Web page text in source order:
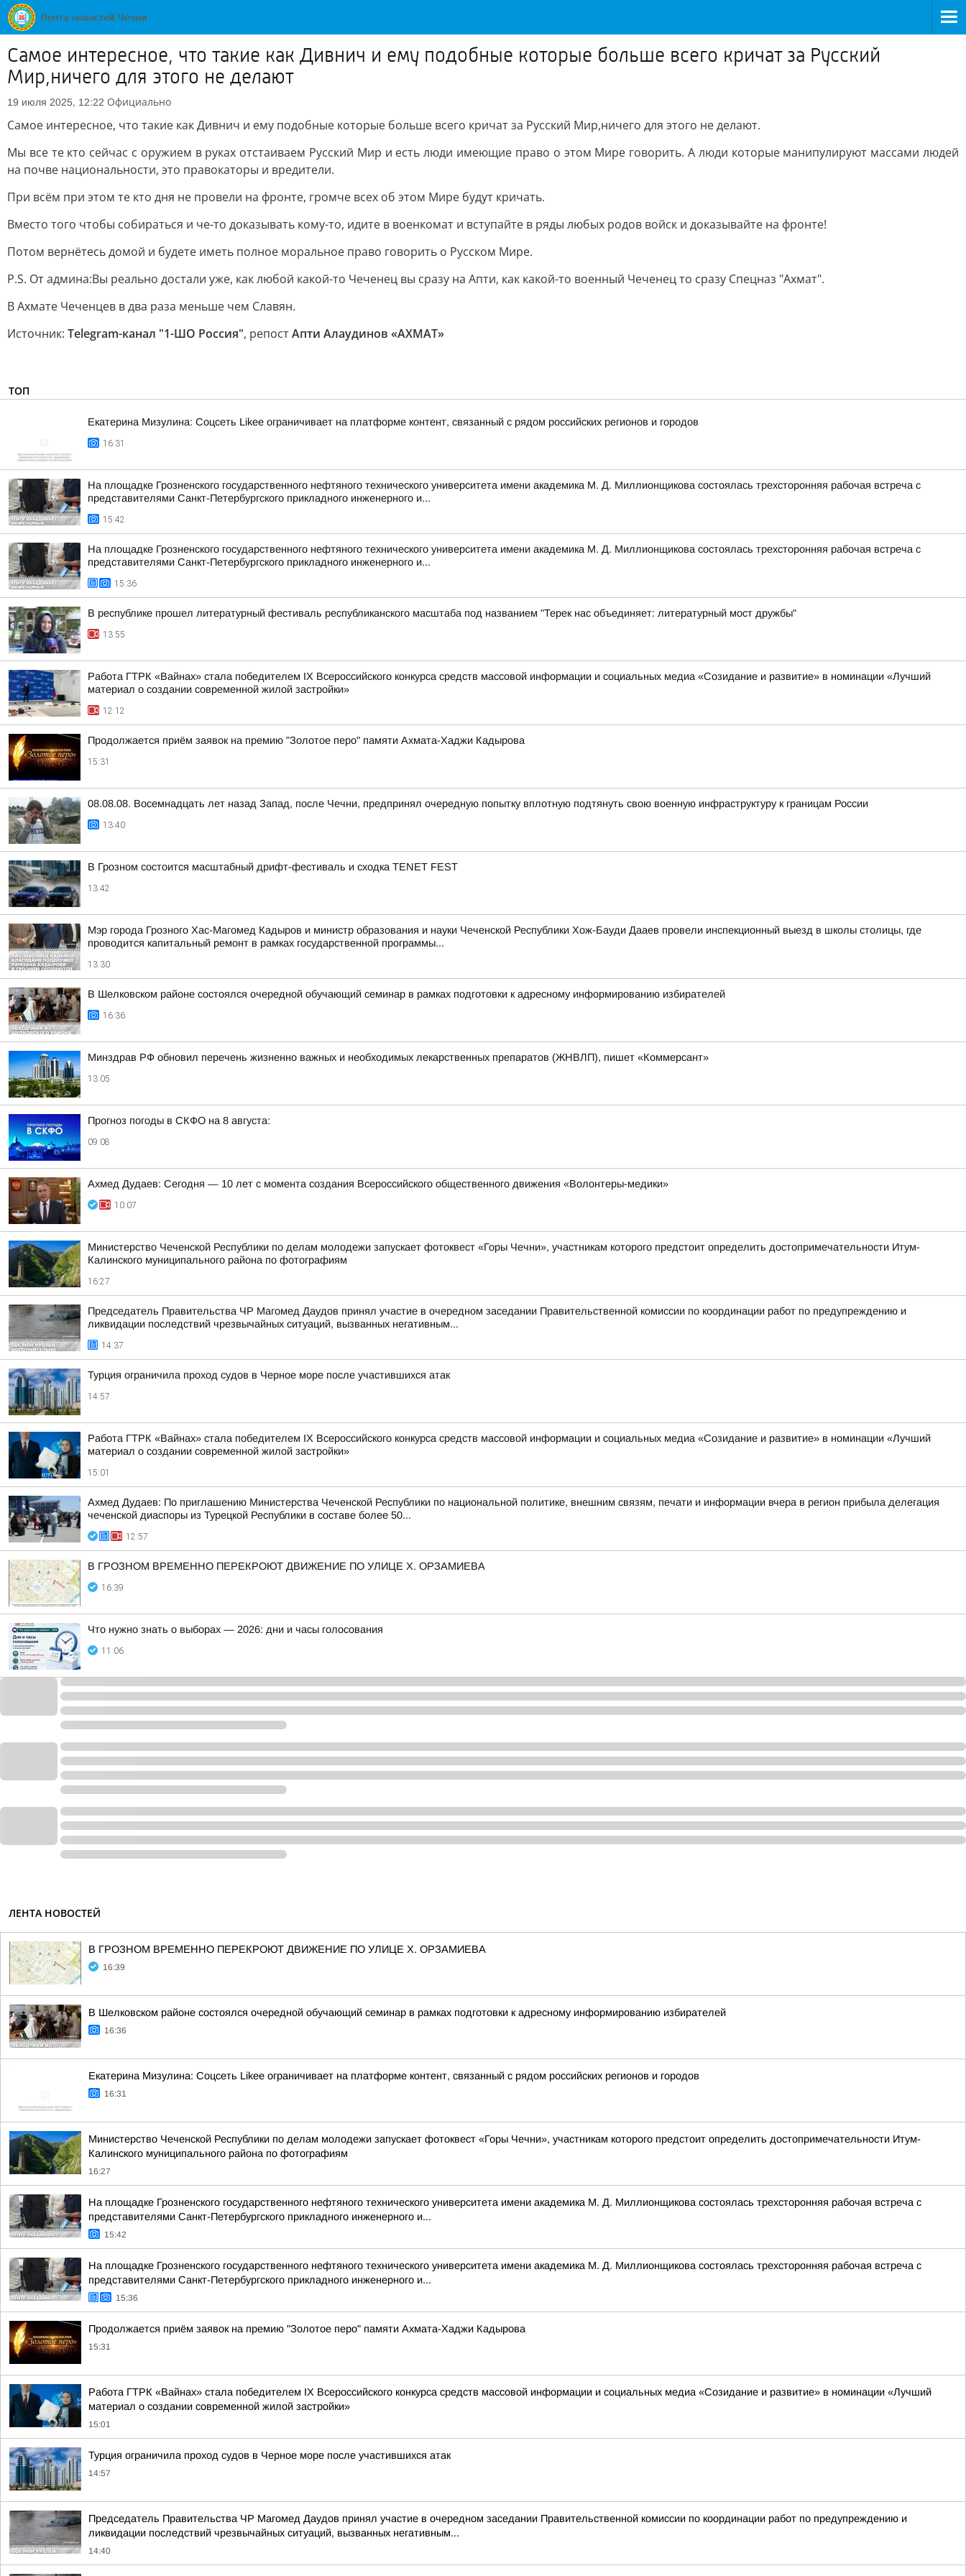
Самое интересное, что такие как Дивнич и ему подобные которые больше всего кричат за Русский
Мир,ничего для этого не делают
19 июля 2025, 12:22 Официально
Самое интересное, что такие как Дивнич и ему подобные которые больше всего кричат за Русский Мир,ничего для этого не делают.
Мы все те кто сейчас с оружием в руках отстаиваем Русский Мир и есть люди имеющие право о этом Мире говорить. А люди которые манипулируют массами людей
на почве национальности, это правокаторы и вредители.
При всём при этом те кто дня не провели на фронте, громче всех об этом Мире будут кричать.
Вместо того чтобы собираться и че-то доказывать кому-то, идите в военкомат и вступайте в ряды любых родов войск и доказывайте на фронте!
Потом вернётесь домой и будете иметь полное моральное право говорить о Русском Мире.
P.S. От админа:Вы реально достали уже, как любой какой-то Чеченец вы сразу на Апти, как какой-то военный Чеченец то сразу Спецназ "Ахмат".
В Ахмате Чеченцев в два раза меньше чем Славян.
Источник: Telegram-канал "1-ШО Россия", репостАпти Алаудинов «АХМАТ»
ТОП
Екатерина Мизулина: Соцсеть Likee ограничивает на платформе контент, связанный с рядом российских регионов и городов
16:31
На площадке Грозненского государственного нефтяного технического университета имени академика М. Д. Миллионщикова состоялась трехсторонняя рабочая встреча с
представителями Санкт-Петербургского прикладного инженерного и...
15:42
На площадке Грозненского государственного нефтяного технического университета имени академика М. Д. Миллионщикова состоялась трехсторонняя рабочая встреча с
представителями Санкт-Петербургского прикладного инженерного и...
15:36
В республике прошел литературный фестиваль республиканского масштаба под названием "Терек нас объединяет: литературный мост дружбы"
13:55
Работа ГТРК «Вайнах» стала победителем IX Всероссийского конкурса средств массовой информации и социальных медиа «Созидание и развитие» в номинации «Лучший
материал о создании современной жилой застройки»
12:12
Продолжается приём заявок на премию "Золотое перо" памяти Ахмата-Хаджи Кадырова
15:31
08.08.08. Восемнадцать лет назад Запад, после Чечни, предпринял очередную попытку вплотную подтянуть свою военную инфраструктуру к границам России
13:40
В Грозном состоится масштабный дрифт-фестиваль и сходка TENET FEST
13:42
Мэр города Грозного Хас-Магомед Кадыров и министр образования и науки Чеченской Республики Хож-Бауди Дааев провели инспекционный выезд в школы столицы, где
проводится капитальный ремонт в рамках государственной программы...
13:30
В Шелковском районе состоялся очередной обучающий семинар в рамках подготовки к адресному информированию избирателей
16:36
Минздрав РФ обновил перечень жизненно важных и необходимых лекарственных препаратов (ЖНВЛП), пишет «Коммерсант»
13:05
Прогноз погоды в СКФО на 8 августа:
09:08
Ахмед Дудаев: Сегодня — 10 лет с момента создания Всероссийского общественного движения «Волонтеры-медики»
10:07
Министерство Чеченской Республики по делам молодежи запускает фотоквест «Горы Чечни», участникам которого предстоит определить достопримечательности Итум-
Калинского муниципального района по фотографиям
16:27
Председатель Правительства ЧР Магомед Даудов принял участие в очередном заседании Правительственной комиссии по координации работ по предупреждению и
ликвидации последствий чрезвычайных ситуаций, вызванных негативным...
14:37
Турция ограничила проход судов в Черное море после участившихся атак
14:57
Работа ГТРК «Вайнах» стала победителем ІХ Всероссийского конкурса средств массовой информации и социальных медиа «Созидание и развитие» в номинации «Лучший
материал о создании современной жилой застройки»
15:01
Ахмед Дудаев: По приглашению Министерства Чеченской Республики по национальной политике, внешним связям, печати и информации вчера в регион прибыла делегация
чеченской диаспоры из Турецкой Республики в составе более 50...
12:57
В ГРОЗНОМ ВРЕМЕННО ПЕРЕКРОЮТ ДВИЖЕНИЕ ПО УЛИЦЕ Х. ОРЗАМИЕВА
16:39
Что нужно знать о выборах — 2026: дни и часы голосования
11:06
ЛЕНТА НОВОСТЕЙ
В ГРОЗНОМ ВРЕМЕННО ПЕРЕКРОЮТ ДВИЖЕНИЕ ПО УЛИЦЕ Х. ОРЗАМИЕВА
16:39
В Шелковском районе состоялся очередной обучающий семинар в рамках подготовки к адресному информированию избирателей
16:36
Екатерина Мизулина: Соцсеть Likee ограничивает на платформе контент, связанный с рядом российских регионов и городов
16:31
Министерство Чеченской Республики по делам молодежи запускает фотоквест «Горы Чечни», участникам которого предстоит определить достопримечательности Итум-
Калинского муниципального района по фотографиям
16:27
На площадке Грозненского государственного нефтяного технического университета имени академика М. Д. Миллионщикова состоялась трехсторонняя рабочая встреча с
представителями Санкт-Петербургского прикладного инженерного и...
15:42
На площадке Грозненского государственного нефтяного технического университета имени академика М. Д. Миллионщикова состоялась трехсторонняя рабочая встреча с
представителями Санкт-Петербургского прикладного инженерного и...
15:36
Продолжается приём заявок на премию "Золотое перо" памяти Ахмата-Хаджи Кадырова
15:31
Работа ГТРК «Вайнах» стала победителем ІХ Всероссийского конкурса средств массовой информации и социальных медиа «Созидание и развитие» в номинации «Лучший
материал о создании современной жилой застройки»
15:01
Турция ограничила проход судов в Черное море после участившихся атак
14:57
Председатель Правительства ЧР Магомед Даудов принял участие в очередном заседании Правительственной комиссии по координации работ по предупреждению и
ликвидации последствий чрезвычайных ситуаций, вызванных негативным...
14:40